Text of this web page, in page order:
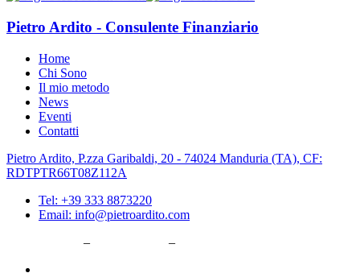
Pietro Ardito - Consulente Finanziario
Home
Chi Sono
Il mio metodo
News
Eventi
Contatti
Pietro Ardito, P.zza Garibaldi, 20 - 74024 Manduria (TA), CF:
RDTPTR66T08Z112A
Tel: +39 333 8873220
Email: info@pietroardito.com
– –